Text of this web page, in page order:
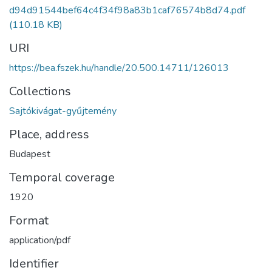
d94d91544bef64c4f34f98a83b1caf76574b8d74.pdf
(110.18 KB)
URI
https://bea.fszek.hu/handle/20.500.14711/126013
Collections
Sajtókivágat-gyűjtemény
Place, address
Budapest
Temporal coverage
1920
Format
application/pdf
Identifier